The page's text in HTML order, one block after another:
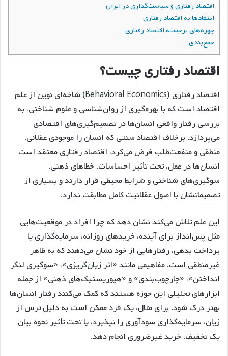
اقتصاد رفتاری و سیاست‌گذاری در ایران
انتقادها به اقتصاد رفتاری
چهره‌های برجسته اقتصاد رفتاری
جمع‌بندی
اقتصاد رفتاری چیست؟
اقتصاد رفتاری (Behavioral Economics) شاخه‌ای نوین از علم
اقتصاد است که با بهره‌گیری از روان‌شناسی و علوم شناختی، به
بررسی رفتار واقعی انسان‌ها در تصمیم‌گیری‌های اقتصادی
می‌پردازد. برخلاف اقتصاد سنتی که انسان را موجودی عقلانی،
منطقی و منفعت‌طلب فرض می‌کرد، اقتصاد رفتاری معتقد است
انسان‌ها در عمل، تحت تأثیر احساسات، خطاهای ذهنی،
سوگیری‌های شناختی و شرایط محیطی قرار دارند و بسیاری از
تصمیماتشان با اصول عقلانیت کامل مطابقت ندارد.
این علم تلاش می‌کند نشان دهد که چرا افراد در موقعیت‌هایی
مثل پس‌انداز برای آینده، خریدهای روزانه، سرمایه‌گذاری یا
پرداخت بدهی، رفتارهایی از خود نشان می‌دهند که به ظاهر
غیرمنطقی است. مفاهیمی مانند «اثر زیان‌گریزی»، «سوگیری لنگر
انداختن»، «چارچوب‌بندی» و «هیوریستیک‌های ذهنی» از جمله
ابزارهای تحلیلی این حوزه هستند که کمک می‌کنند رفتار انسان‌ها
بهتر درک شود. برای مثال، یک فرد ممکن است به دلیل ترس از
زیان، سرمایه‌گذاری سودآوری را نپذیرد، یا تحت تأثیر نحوه بیان
یک تخفیف، خرید غیرضروری انجام دهد.